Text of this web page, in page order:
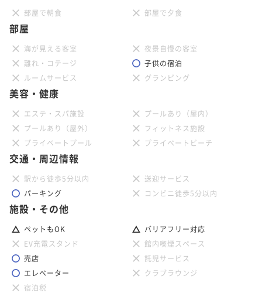
部屋で朝食 部屋で夕食
部屋
海が見える客室
夜景自慢の客室
離れ・コテージ
子供の宿泊
ルームサービス
グランピング
美容・健康
エステ・スパ施設
プールあり（屋内）
プールあり（屋外）
フィットネス施設
プライベートプール
プライベートビーチ
交通・周辺情報
駅から徒歩5分以内
送迎サービス
パーキング
コンビニ徒歩5分以内
施設・その他
ペットもOK
バリアフリー対応
EV充電スタンド
館内喫煙スペース
売店
託児サービス
エレベーター
クラブラウンジ
宿泊税